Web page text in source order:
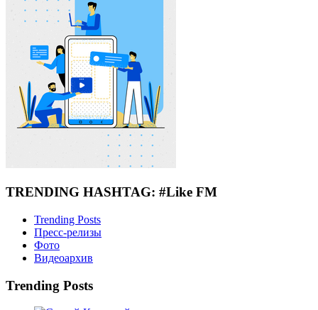
TRENDING HASHTAG: #Like FM
Trending Posts
Пресс-релизы
Фото
Видеоархив
Trending Posts